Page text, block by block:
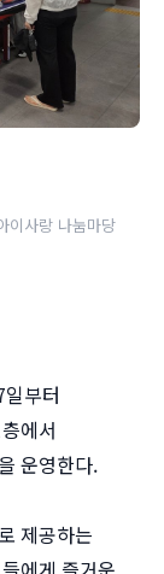
이사랑 나눔마당
부터
에서
운영한다.
제공하는